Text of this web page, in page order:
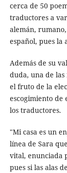
cerca de 50
traductores a
alemán,
español, pues la
Además de su
duda, una de las
el fruto de la
escogimiento de
los traductores.
"Mi casa es un
línea de Sara
vital, enunciada
pues si las alas